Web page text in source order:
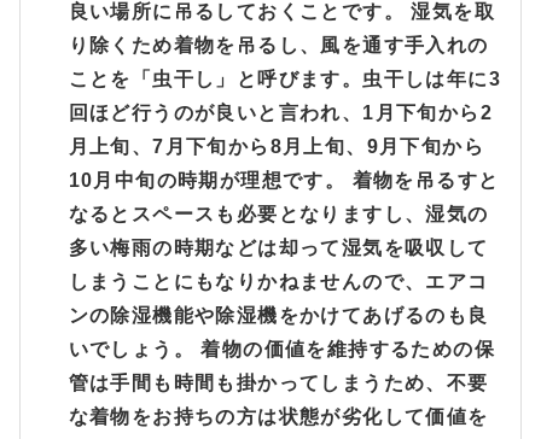
良い場所に吊るしておくことです。 湿気を取
り除くため着物を吊るし、風を通す手入れの
ことを「虫干し」と呼びます。虫干しは年に3
回ほど行うのが良いと言われ、1月下旬から2
月上旬、7月下旬から8月上旬、9月下旬から
10月中旬の時期が理想です。 着物を吊るすと
なるとスペースも必要となりますし、湿気の
多い梅雨の時期などは却って湿気を吸収して
しまうことにもなりかねませんので、エアコ
ンの除湿機能や除湿機をかけてあげるのも良
いでしょう。 着物の価値を維持するための保
管は手間も時間も掛かってしまうため、不要
な着物をお持ちの方は状態が劣化して価値を